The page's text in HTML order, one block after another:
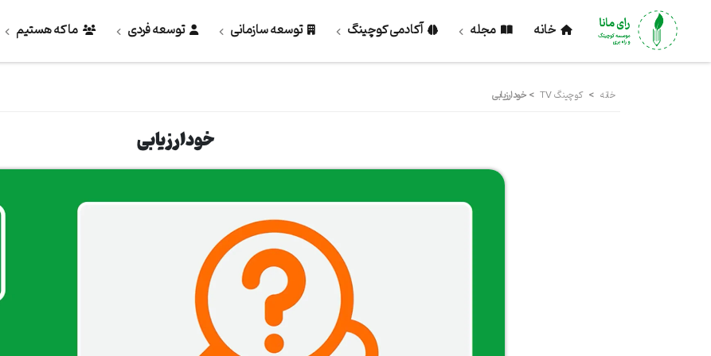
خانه مجله آکادمی کوچینگ توسعه سازمانی توسعه فردی ما که هستیم
خانه > کوچینگ TV >خودارزیابی
خودارزیابی